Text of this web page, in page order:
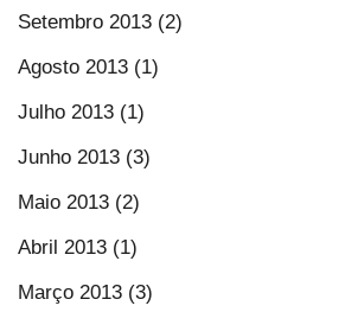
Setembro 2013 (2)
Agosto 2013 (1)
Julho 2013 (1)
Junho 2013 (3)
Maio 2013 (2)
Abril 2013 (1)
Março 2013 (3)